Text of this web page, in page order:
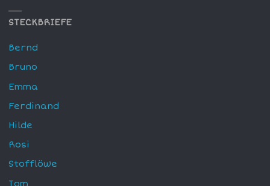
STECKBRIEFE
Bernd
Bruno
Emma
Ferdinand
Hilde
Rosi
Stofflöwe
Tom